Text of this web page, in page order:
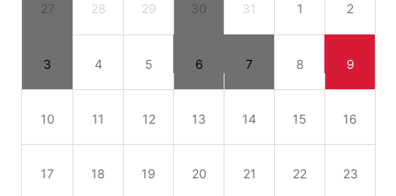
27 28 29 30 31 1 2
3 4 5 6 7 8 9
10 11 12 13 14 15 16
17 18 19 20 21 22 23